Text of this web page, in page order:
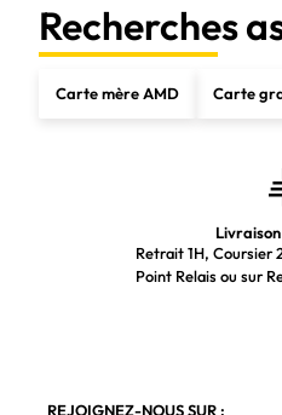
Largeur du colis
Profondeur du colis
Hauteur du colis
Recherches
Carte mère AMD Carte
Retrait 1H, Coursier
Point Relais ou sur
REJOIGNEZ-NOUS SUR :